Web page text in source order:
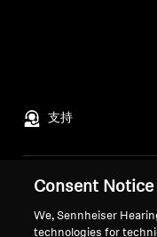
支持
法律声明
全球隐私政策
面向消费者的在线销售
Consent Notice
We, Sennheiser
technologies for